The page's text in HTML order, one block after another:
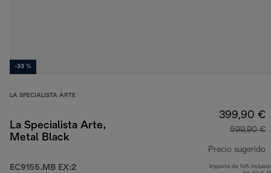
-33 %
LA SPECIALISTA ARTE
La Specialista Arte,
Metal Black
EC9155.MB EX:2
399,90 €
599,90 €
Precio sugerido
Importe de IVA